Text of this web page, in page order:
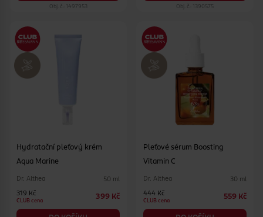
Obj. č.: 1497953 Obj. č.: 1390575
Hydratační pleťový krém
Aqua Marine
Dr. Althea 50 ml
319 Kč
CLUB cena
399 Kč
Pleťové sérum Boosting
Vitamin C
Dr. Althea 30 ml
444 Kč
CLUB cena
559 Kč